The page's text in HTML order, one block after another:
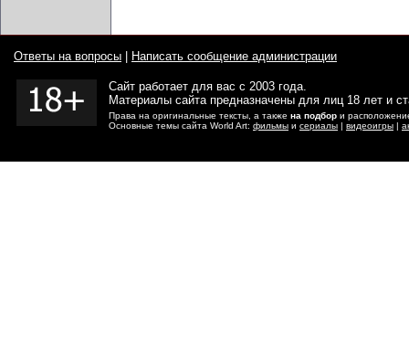
Ответы на вопросы Написать сообщение администрации
Сайт работает для вас с 2003 года.
Материалы сайта предназначены для лиц 18 лет и
Права на оригинальные тексты, а также на подбор и
Основные темы сайта World Art: фильмы и сериалы | видеоигры |